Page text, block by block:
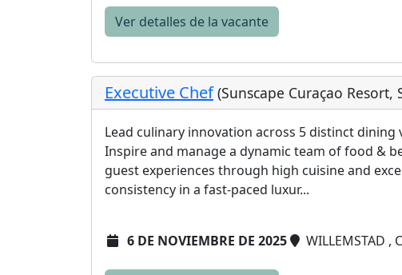
Ver detalles de la vacante
Executive Chef (Sunscape Curaçao
Lead culinary innovation across 5 distinct
Inspire and manage a dynamic team of food &
guest experiences through high cuisine and
consistency in a fast-paced luxur...
6 DE NOVIEMBRE DE 2025 WILLEMSTAD ,